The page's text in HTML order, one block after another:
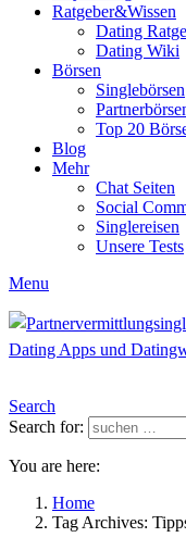
Ratgeber&Wissen
Dating
Dating Wiki
Börsen
Singlebörsen
Top 20
Blog
Mehr
Chat Seiten
Social
Singlereisen
Unsere Tests
Menu
Search
Search for:
You are here:
Home
Tag Archives: